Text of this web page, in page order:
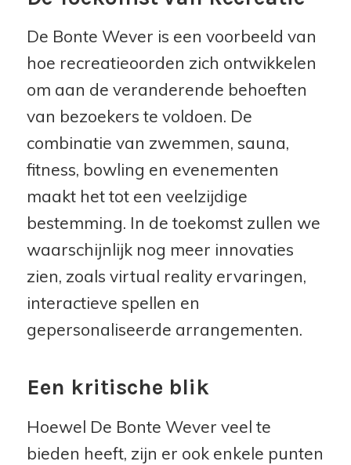
De Bonte Wever is een voorbeeld van
hoe recreatieoorden zich ontwikkelen
om aan de veranderende behoeften
van bezoekers te voldoen. De
combinatie van zwemmen, sauna,
fitness, bowling en evenementen
maakt het tot een veelzijdige
bestemming. In de toekomst zullen we
waarschijnlijk nog meer innovaties
zien, zoals virtual reality ervaringen,
interactieve spellen en
gepersonaliseerde arrangementen.
Een kritische blik
Hoewel De Bonte Wever veel te
bieden heeft, zijn er ook enkele punten